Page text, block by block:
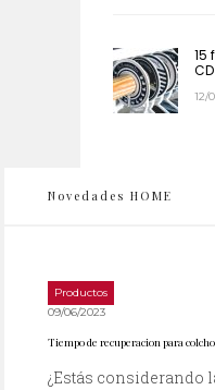
15
12/
Novedades HOME
Productos
09/06/2023
Tiempo de recuperacion para
¿Estás considerando